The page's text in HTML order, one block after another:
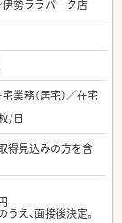
勢ララパーク店
業務（居宅）／在宅
/日
得見込みの方を含
え、面接後決定。